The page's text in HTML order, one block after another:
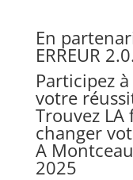
En
ERREUR
Participez
votre
Trouvez
changer
A
2025